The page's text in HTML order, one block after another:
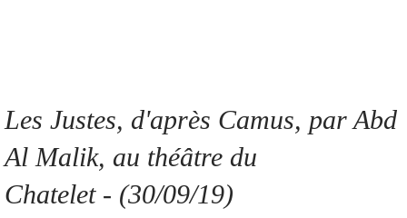
Les Justes, d'après Camus, par Abd
Al Malik, au théâtre du
Chatelet - (30/09/19)